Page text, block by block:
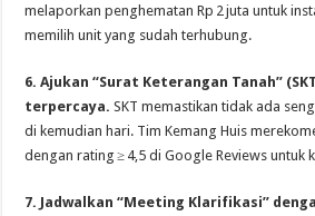
melaporkan penghematan Rp 2 juta untuk
memilih unit yang sudah terhubung.
6. Ajukan “Surat Keterangan Tanah”
terpercaya. SKT memastikan tidak ada
di kemudian hari. Tim Kemang Huis
dengan rating ≥ 4,5 di Google Reviews untuk
7. Jadwalkan “Meeting Klarifikasi”